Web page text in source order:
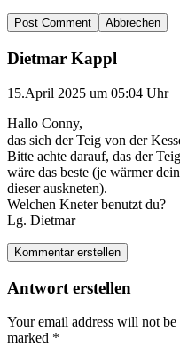
Abbrechen
Dietmar Kappl
15.April 2025 um 05:04 Uhr
Hallo Conny,
das sich der Teig von der
Bitte achte darauf, das der
wäre das beste (je wärmer
dieser auskneten).
Welchen Kneter benutzt du?
Lg. Dietmar
Kommentar erstellen
Antwort erstellen
Your email address will not be
marked *